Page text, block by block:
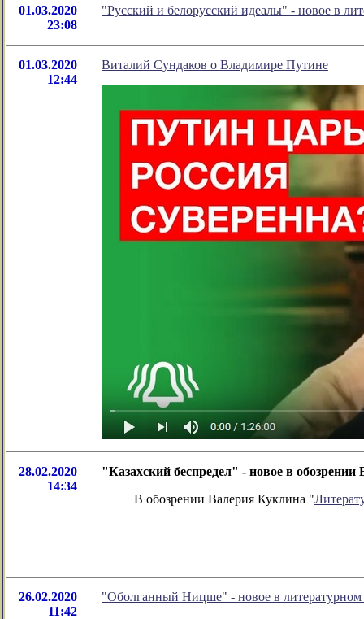
01.03.2020
23:08
"Русский и белорусский идеалы" - новое в
01.03.2020
12:44
Виталий Сундаков о Владимире Путине
28.02.2020
14:34
"Казахский беспредел" - новое в
В обозрении Валерия Куклина "
26.02.2020
11:42
"Оболганный Ницше" - новое в